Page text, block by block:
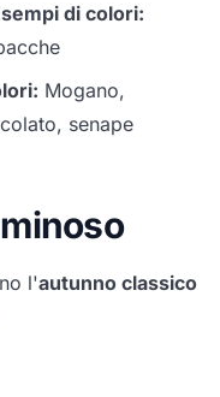
di colori:
Mogano,
senape
l'autunno classico